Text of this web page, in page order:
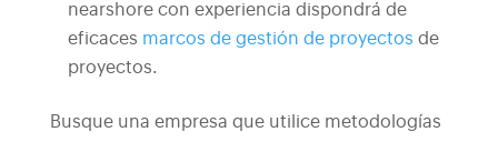
nearshore con experiencia dispondrá de
eficaces marcos de gestión de proyectos de
proyectos.
Busque una empresa que utilice metodologías